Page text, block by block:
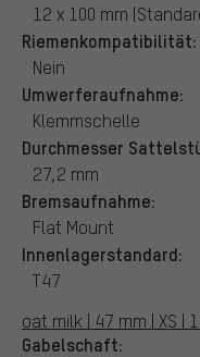
12 x 100 mm
Riemenkompatibilität:
Nein
Umwerferaufnahme:
Klemmschelle
Durchmesser
27,2 mm
Bremsaufnahme:
Flat Mount
Innenlagerstandard:
T47
oat milk | 47 mm | XS |
Gabelschaft: